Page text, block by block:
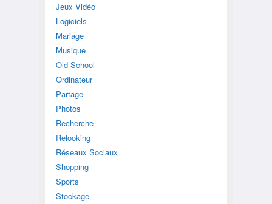
Jeux Vidéo
Logiciels
Mariage
Musique
Old School
Ordinateur
Partage
Photos
Recherche
Relooking
Réseaux Sociaux
Shopping
Sports
Stockage